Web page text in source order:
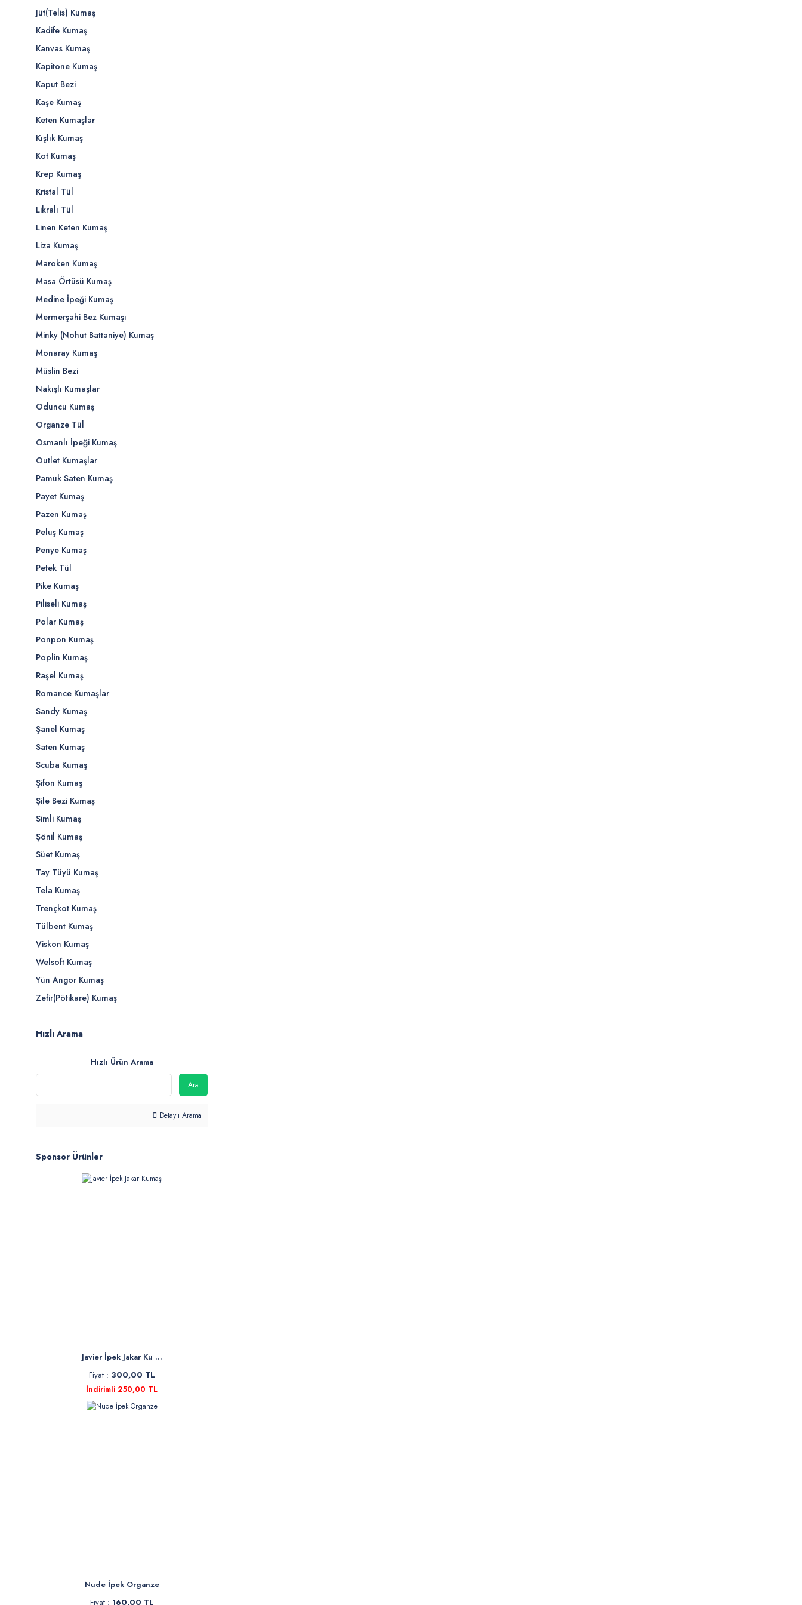
Jüt(Telis) Kumaş
Kadife Kumaş
Kanvas Kumaş
Kapitone Kumaş
Kaput Bezi
Kaşe Kumaş
Keten Kumaşlar
Kışlık Kumaş
Kot Kumaş
Krep Kumaş
Kristal Tül
Likralı Tül
Linen Keten Kumaş
Liza Kumaş
Maroken Kumaş
Masa Örtüsü Kumaş
Medine İpeği Kumaş
Mermerşahi Bez Kumaşı
Minky (Nohut Battaniye) Kumaş
Monaray Kumaş
Müslin Bezi
Nakışlı Kumaşlar
Oduncu Kumaş
Organze Tül
Osmanlı İpeği Kumaş
Outlet Kumaşlar
Pamuk Saten Kumaş
Payet Kumaş
Pazen Kumaş
Peluş Kumaş
Penye Kumaş
Petek Tül
Pike Kumaş
Piliseli Kumaş
Polar Kumaş
Ponpon Kumaş
Poplin Kumaş
Raşel Kumaş
Romance Kumaşlar
Sandy Kumaş
Şanel Kumaş
Saten Kumaş
Scuba Kumaş
Şifon Kumaş
Şile Bezi Kumaş
Simli Kumaş
Şönil Kumaş
Süet Kumaş
Tay Tüyü Kumaş
Tela Kumaş
Trençkot Kumaş
Tülbent Kumaş
Viskon Kumaş
Welsoft Kumaş
Yün Angor Kumaş
Zefir(Pötikare) Kumaş
Hızlı Arama
Hızlı Ürün Arama
Ara
Detaylı Arama
Sponsor Ürünler
Javier İpek Jakar Ku ...
Fiyat : 300,00 TL
İndirimli 250,00 TL
Nude İpek Organze
Fiyat : 160,00 TL